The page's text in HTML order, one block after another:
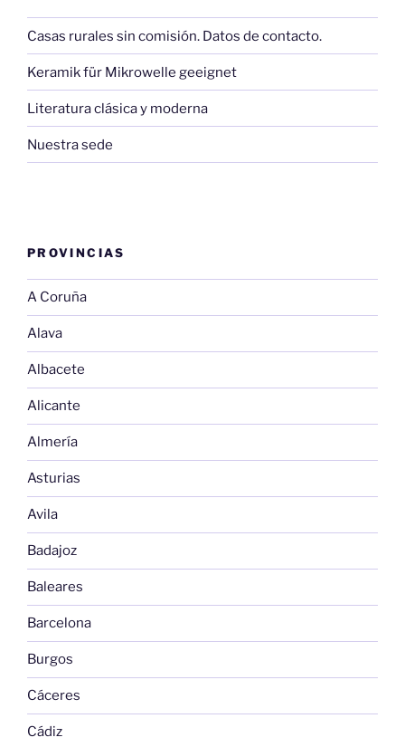
Casas rurales sin comisión. Datos de contacto.
Keramik für Mikrowelle geeignet
Literatura clásica y moderna
Nuestra sede
PROVINCIAS
A Coruña
Alava
Albacete
Alicante
Almería
Asturias
Avila
Badajoz
Baleares
Barcelona
Burgos
Cáceres
Cádiz